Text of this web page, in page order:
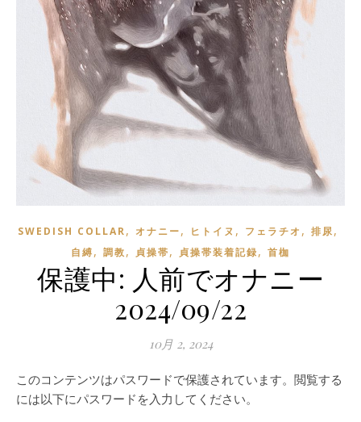
SWEDISH COLLAR, オナニー, ヒトイヌ , フェラチオ , 排尿,
自縛, 調教, 貞操帯, 貞操帯装着記録, 首枷
保護中: 人前でオナニー
2024/09/22
10月 2, 2024
このコンテンツはパスワードで保護されています。閲覧する
には以下にパスワードを入力してください。